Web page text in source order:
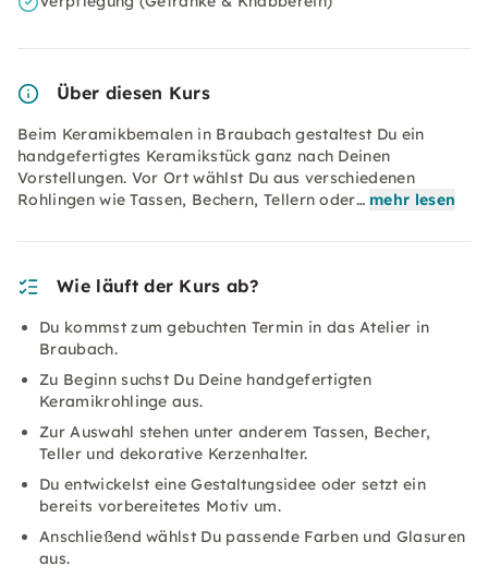
Über diesen Kurs
Beim Keramikbemalen in Braubach gestaltest Du ein
handgefertigtes Keramikstück ganz nach Deinen
Vorstellungen. Vor Ort wählst Du aus verschiedenen
Rohlingen wie Tassen, Bechern, Tellern oder… mehr lesen
Wie läuft der Kurs ab?
Du kommst zum gebuchten Termin in das Atelier in
Braubach.
Zu Beginn suchst Du Deine handgefertigten
Keramikrohlinge aus.
Zur Auswahl stehen unter anderem Tassen, Becher,
Teller und dekorative Kerzenhalter.
Du entwickelst eine Gestaltungsidee oder setzt ein
bereits vorbereitetes Motiv um.
Anschließend wählst Du passende Farben und Glasuren
aus.